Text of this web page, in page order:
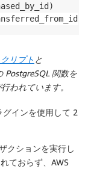
リプト と
PostgreSQL 関数を
われています。
グインを使用して 2
クションを実行し
ておらず、AWS